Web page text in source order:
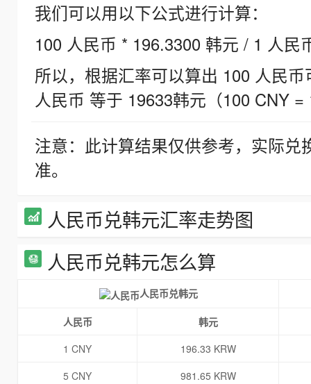
我们可以用以下公式进行计算：
100 人民币 * 196.3300 韩元 / 1 人民
所以，根据汇率可以算出 100 人民
人民币 等于 19633韩元（100 CNY =
注意：此计算结果仅供参考，实际
准。
人民币兑韩元汇率走势图
人民币兑韩元怎么算
人民币兑韩元
人民币
韩元
1 CNY
196.33 KRW
5 CNY
981.65 KRW